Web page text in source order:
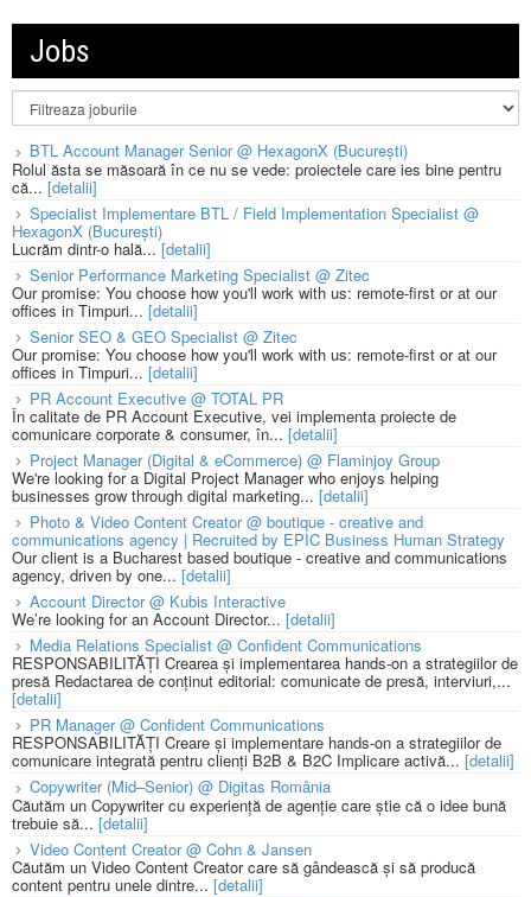
Jobs
BTL Account Manager Senior @ HexagonX (București)
Rolul ăsta se măsoară în ce nu se vede: proiectele care ies bine pentru
că... [detalii]
Specialist Implementare BTL / Field Implementation Specialist @
HexagonX (București)
Lucrăm dintr-o hală...[detalii]
Senior Performance Marketing Specialist @ Zitec
Our promise: You choose how you'll work with us: remote-first or at our
offices in Timpuri... [detalii]
Senior SEO & GEO Specialist @ Zitec
Our promise: You choose how you'll work with us: remote-first or at our
offices in Timpuri... [detalii]
PR Account Executive @ TOTAL PR
În calitate de PR Account Executive, vei implementa proiecte de
comunicare corporate & consumer, în... [detalii]
Project Manager (Digital & eCommerce) @ Flaminjoy Group
We're looking for a Digital Project Manager who enjoys helping
businesses grow through digital marketing... [detalii]
Photo & Video Content Creator @ boutique - creative and
communications agency | Recruited by EPIC Business Human Strategy
Our client is a Bucharest based boutique - creative and communications
agency, driven by one... [detalii]
Account Director @ Kubis Interactive
We’re looking for an Account Director... [detalii]
Media Relations Specialist @ Confident Communications
RESPONSABILITĂȚI Crearea și implementarea hands-on a strategiilor de
presă Redactarea de conținut editorial: comunicate de presă, interviuri,...
[detalii]
PR Manager @ Confident Communications
RESPONSABILITĂȚI Creare și implementare hands-on a strategiilor de
comunicare integrată pentru clienți B2B & B2C Implicare activă... [detalii]
Copywriter (Mid–Senior) @ Digitas România
Căutăm un Copywriter cu experiență de agenție care știe că o idee bună
trebuie să... [detalii]
Video Content Creator @ Cohn & Jansen
Căutăm un Video Content Creator care să gândească și să producă
content pentru unele dintre... [detalii]